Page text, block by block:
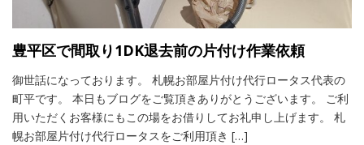
豊平区で間取り1DK退去前の片付け作業依頼
御世話になっております。 札幌お部屋片付け代行ロータス代表の
町平です。 本日もブログをご覧頂きありがとうございます。 ご利
用いただくお客様にもこの場をお借りしてお礼申し上げます。 札
幌お部屋片付け代行ロータスをご利用頂き […]